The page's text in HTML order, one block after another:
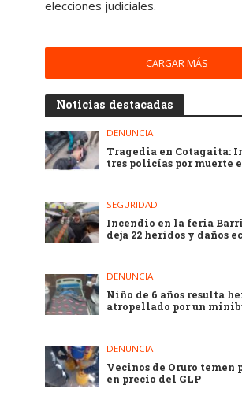
elecciones judiciales.
CARGAR MÁS
Noticias destacadas
DENUNCIA
Tragedia en Cotagaita:
tres policías por muerte
SEGURIDAD
Incendio en la feria
deja 22 heridos y daños
DENUNCIA
Niño de 6 años resulta
atropellado por un
DENUNCIA
Vecinos de Oruro temen
en precio del GLP